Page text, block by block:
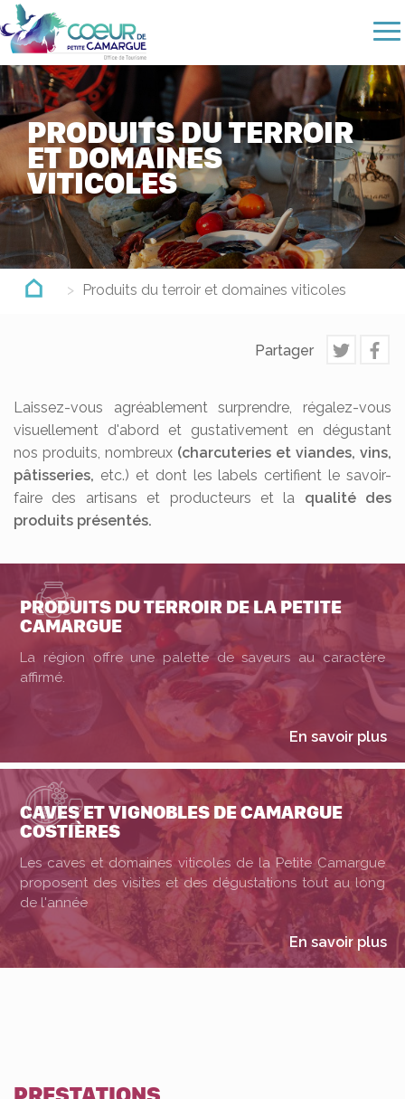
Aller
au
contenu
principal
PRODUITS DU TERROIR
ET DOMAINES
VITICOLES
Produits du terroir et domaines viticoles
Partager
Laissez-vous agréablement surprendre, régalez-vous
visuellement d'abord et gustativement en dégustant
nos produits, nombreux (charcuteries et viandes, vins,
pâtisseries, etc.) et dont les labels certifient le savoir-
faire des artisans et producteurs et la qualité des
produits présentés.
PRODUITS DU TERROIR DE LA PETITE
CAMARGUE
La région offre une palette de saveurs au caractère
affirmé.
En savoir plus
CAVES ET VIGNOBLES DE CAMARGUE
COSTIÈRES
Les caves et domaines viticoles de la Petite Camargue
proposent des visites et des dégustations tout au long
de l'année
En savoir plus